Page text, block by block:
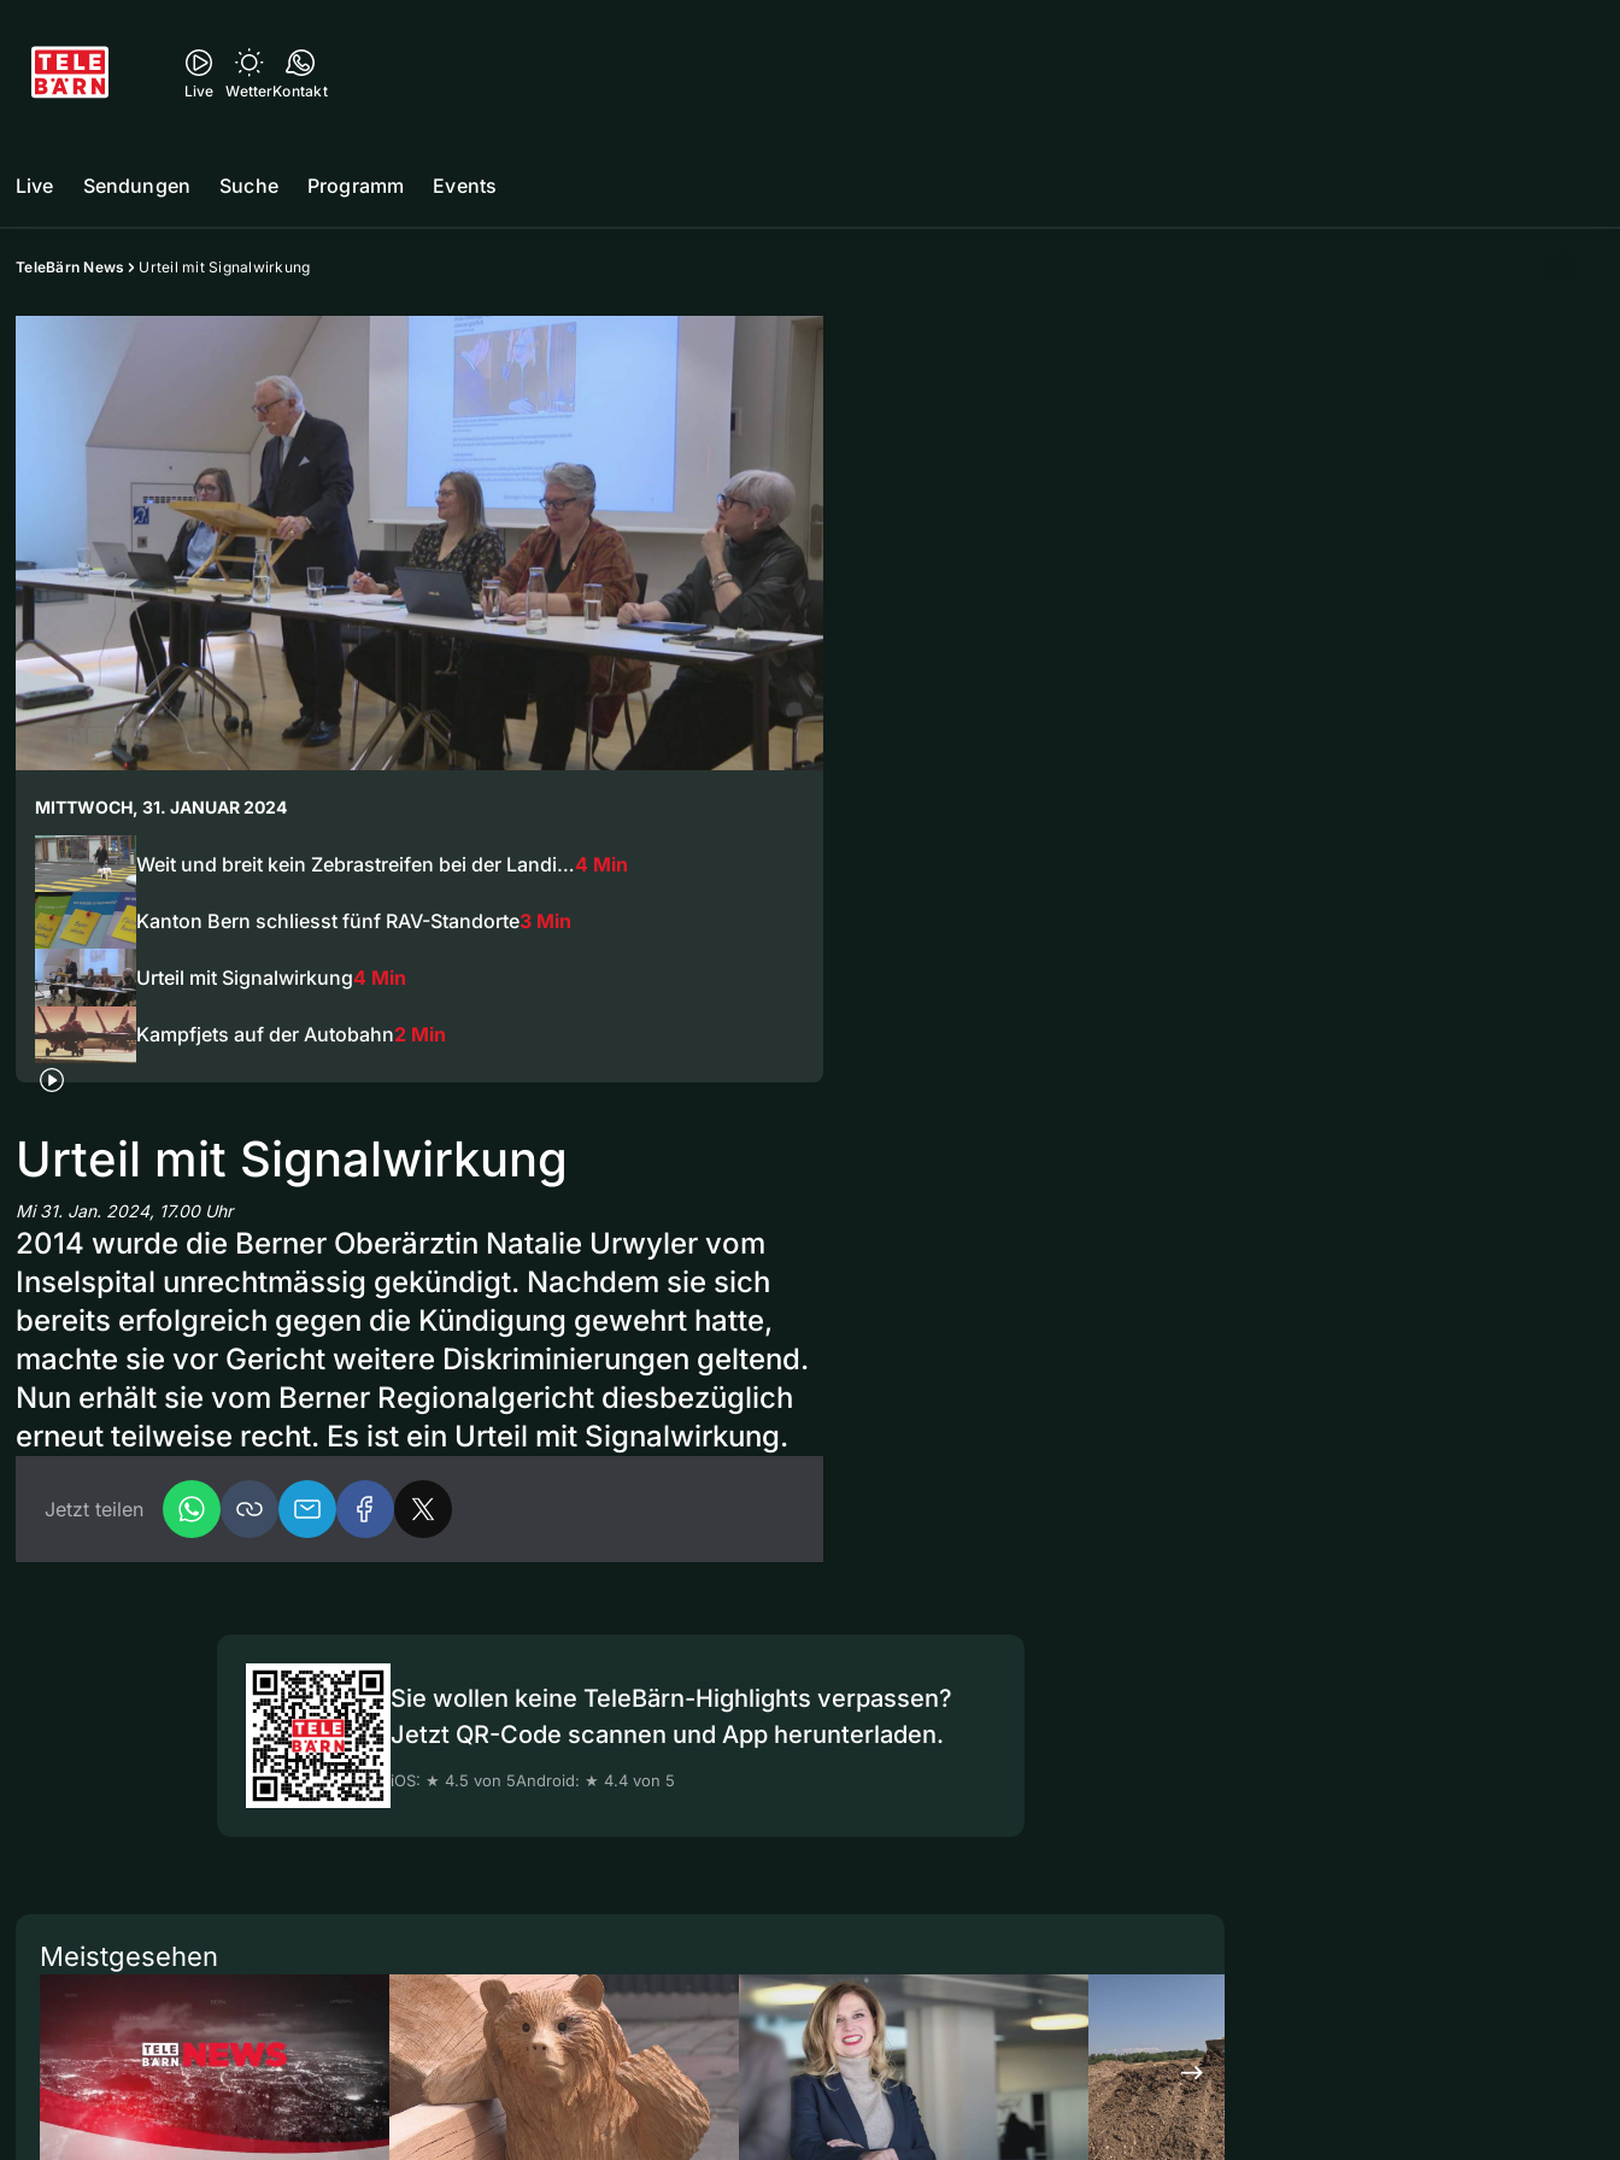
Live WetterKontakt
Live Sendungen Suche Programm Events
TeleBärn News Urteil mit Signalwirkung
MITTWOCH, 31. JANUAR 2024
Weit und breit kein Zebrastreifen bei der Landi…4 Min
Kanton Bern schliesst fünf RAV-Standorte3 Min
Urteil mit Signalwirkung4 Min
Kampfjets auf der Autobahn2 Min
Urteil mit Signalwirkung
Mi 31. Jan. 2024, 17.00 Uhr
2014 wurde die Berner Oberärztin Natalie Urwyler vom
Inselspital unrechtmässig gekündigt. Nachdem sie sich
bereits erfolgreich gegen die Kündigung gewehrt hatte,
machte sie vor Gericht weitere Diskriminierungen geltend.
Nun erhält sie vom Berner Regionalgericht diesbezüglich
erneut teilweise recht. Es ist ein Urteil mit Signalwirkung.
Jetzt teilen
Sie wollen keine TeleBärn-Highlights verpassen?
Jetzt QR-Code scannen und App herunterladen.
iOS: ★ 4.5 von 5Android: ★ 4.4 von 5
Meistgesehen